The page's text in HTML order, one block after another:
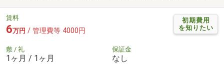
初期費用
を知りたい
賃料
6万円 / 管理費等 4000円
敷 / 礼
1ヶ月 / 1ヶ月
保証金
なし